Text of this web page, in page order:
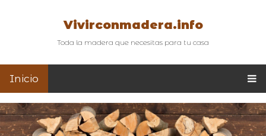
Vivirconmadera.info
Toda la madera que necesitas para tu casa
Inicio